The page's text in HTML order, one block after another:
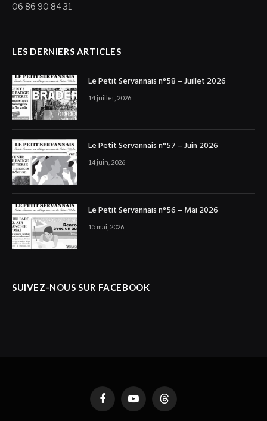
06 86 90 84 31
LES DERNIERS ARTICLES
Le Petit Servannais n°58 – Juillet 2026
14 juillet, 2026
Le Petit Servannais n°57 – Juin 2026
14 juin, 2026
Le Petit Servannais n°56 – Mai 2026
15 mai, 2026
SUIVEZ-NOUS SUR FACEBOOK
FacebookYouTubeThreads